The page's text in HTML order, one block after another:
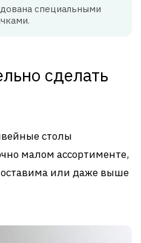
специальными
сделать
столы
малом ассортименте,
или даже выше